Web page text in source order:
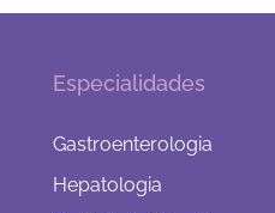
Especialidades
Gastroenterologia
Hepatologia